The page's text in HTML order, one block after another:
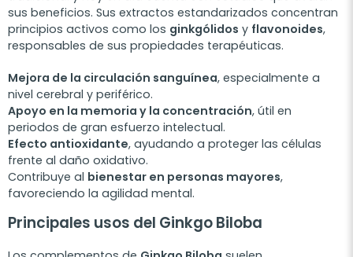
sus beneficios. Sus extractos estandarizados concentran
principios activos como los ginkgólidos y flavonoides,
responsables de sus propiedades terapéuticas.
Mejora de la circulación sanguínea, especialmente a
nivel cerebral y periférico.
Apoyo en la memoria y la concentración, útil en
periodos de gran esfuerzo intelectual.
Efecto antioxidante, ayudando a proteger las células
frente al daño oxidativo.
Contribuye al bienestar en personas mayores,
favoreciendo la agilidad mental.
Principales usos del Ginkgo Biloba